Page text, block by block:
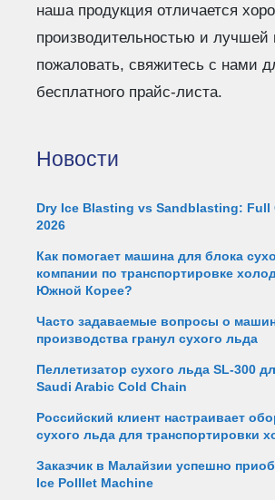
наша продукция отличается
производительностью и
пожаловать, свяжитесь с нами
бесплатного прайс-листа.
Новости
Dry Ice Blasting vs Sandblasting: Full
2026
Как помогает машина для блока
компании по транспортировке
Южной Корее?
Часто задаваемые вопросы о
производства гранул сухого льда
Пеллетизатор сухого льда SL-300
Saudi Arabic Cold Chain
Российский клиент настраивает
сухого льда для транспортировки
Заказчик в Малайзии успешно
Ice Polllet Machine